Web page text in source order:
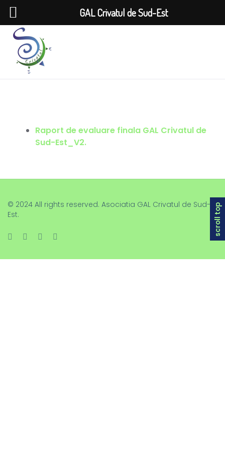
Raport de evaluare finala GAL Crivatul de
Sud-Est_V2.
© 2024 All rights reserved. Asociatia GAL Crivatul de Sud-
Est.
scroll top
GAL Crivatul de Sud-Est